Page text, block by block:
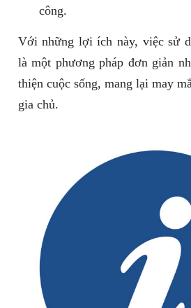
công.
Với những lợi ích này, việc sử
là một phương pháp đơn giản
thiện cuộc sống, mang lại may
gia chủ.